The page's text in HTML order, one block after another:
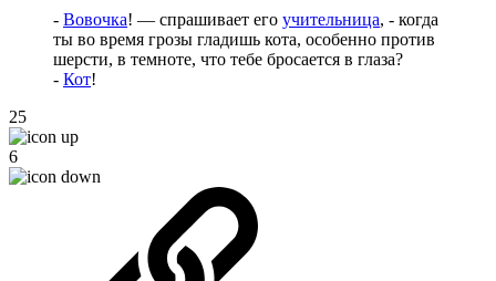
- Вовочка! — спрашивает его учительница, - когда
ты во время грозы гладишь кота, особенно против
шерсти, в темноте, что тебе бросается в глаза?
- Кот!
25
6